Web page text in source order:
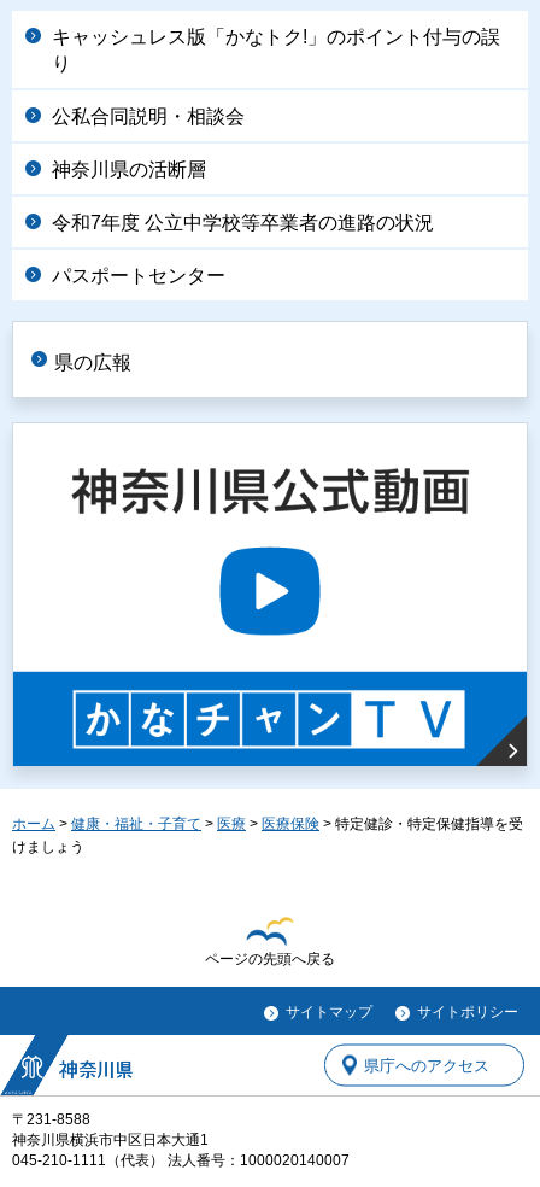
キャッシュレス版「かなトク!」のポイント付与の誤
り
公私合同説明・相談会
神奈川県の活断層
令和7年度 公立中学校等卒業者の進路の状況
パスポートセンター
県の広報
ホーム > 健康・福祉・子育て > 医療 > 医療保険 > 特定健診・特定保健指導を受
けましょう
ページの先頭へ戻る
サイトマップ サイトポリシー
〒231-8588
神奈川県横浜市中区日本大通1
045-210-1111（代表） 法人番号：1000020140007
県庁へのアクセス